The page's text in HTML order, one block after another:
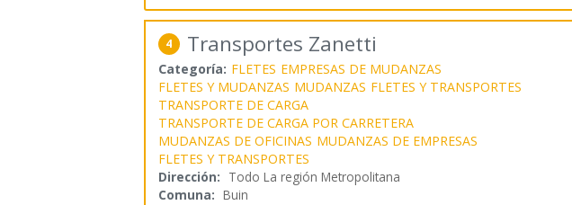
4 Transportes Zanetti
Categoría: FLETES EMPRESAS DE MUDANZAS
FLETES Y MUDANZAS MUDANZAS FLETES Y TRANSPORTES
TRANSPORTE DE CARGA
TRANSPORTE DE CARGA POR CARRETERA
MUDANZAS DE OFICINAS MUDANZAS DE EMPRESAS
FLETES Y TRANSPORTES
Dirección: Todo La región Metropolitana
Comuna: Buin